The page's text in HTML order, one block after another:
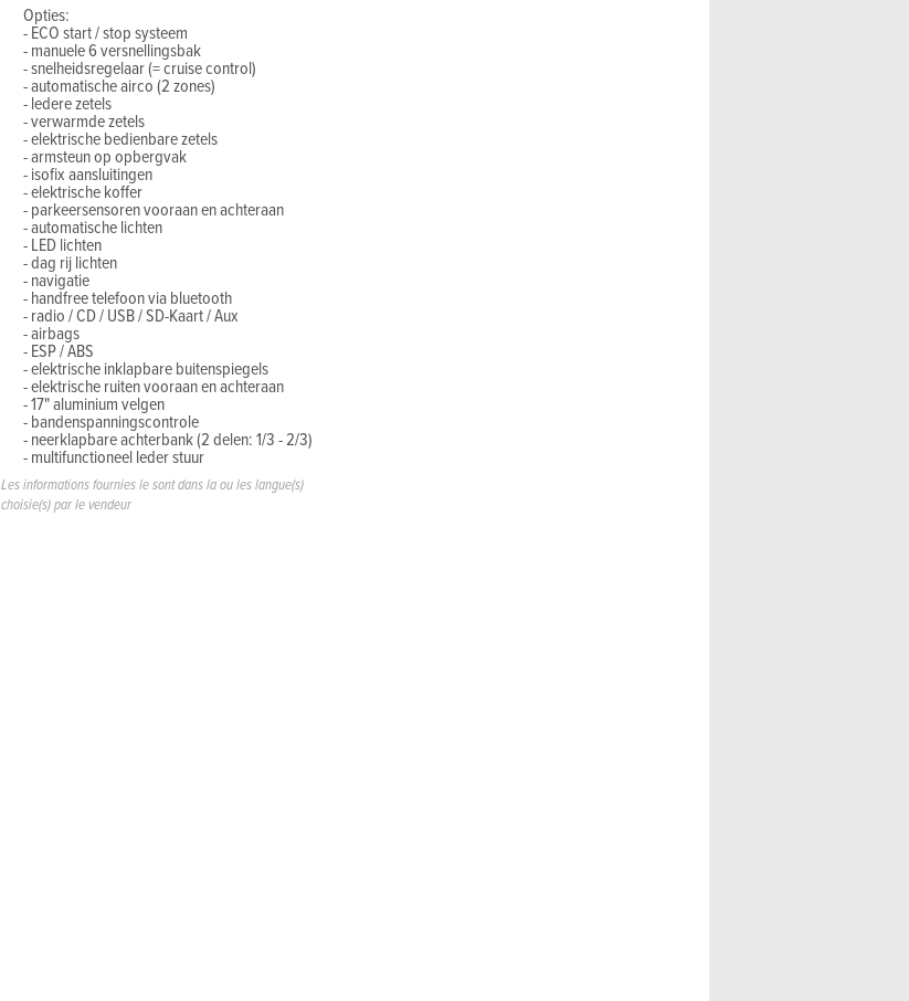
Opties:
- ECO start / stop systeem
- manuele 6 versnellingsbak
- snelheidsregelaar (= cruise control)
- automatische airco (2 zones)
- ledere zetels
- verwarmde zetels
- elektrische bedienbare zetels
- armsteun op opbergvak
- isofix aansluitingen
- elektrische koffer
- parkeersensoren vooraan en achteraan
- automatische lichten
- LED lichten
- dag rij lichten
- navigatie
- handfree telefoon via bluetooth
- radio / CD / USB / SD-Kaart / Aux
- airbags
- ESP / ABS
- elektrische inklapbare buitenspiegels
- elektrische ruiten vooraan en achteraan
- 17" aluminium velgen
- bandenspanningscontrole
- neerklapbare achterbank (2 delen: 1/3 - 2/3)
- multifunctioneel leder stuur
- getinte ruiten
- trekhaak tot 1.800 kg
- ...
Les informations fournies le sont dans la ou les langue(s)
choisie(s) par le vendeur